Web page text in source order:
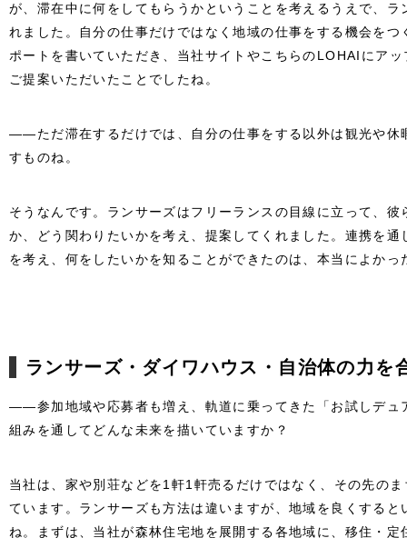
が、滞在中に何をしてもらうかということを考えるうえで、
れました。自分の仕事だけではなく地域の仕事をする機会を
ポートを書いていただき、当社サイトやこちらのLOHAIにア
ご提案いただいたことでしたね。
――ただ滞在するだけでは、自分の仕事をする以外は観光や休
すものね。
そうなんです。ランサーズはフリーランスの目線に立って、
か、どう関わりたいかを考え、提案してくれました。連携を
を考え、何をしたいかを知ることができたのは、本当によかっ
ランサーズ・ダイワハウス・自治体の力を
――参加地域や応募者も増え、軌道に乗ってきた「お試しデュ
組みを通してどんな未来を描いていますか？
当社は、家や別荘などを1軒1軒売るだけではなく、その先の
ています。ランサーズも方法は違いますが、地域を良くする
ね。まずは、当社が森林住宅地を展開する各地域に、移住・